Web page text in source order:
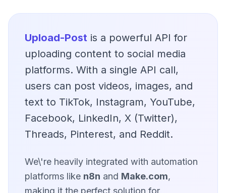
Upload-Post is a powerful API for
uploading content to social media
platforms. With a single API call,
users can post videos, images, and
text to TikTok, Instagram, YouTube,
Facebook, LinkedIn, X (Twitter),
Threads, Pinterest, and Reddit.
We\'re heavily integrated with automation
platforms like n8n and Make.com,
making it the perfect solution for